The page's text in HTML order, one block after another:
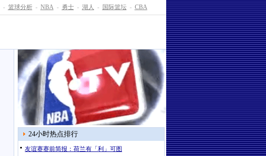
- 篮球分析 - NBA - 勇士 - 湖人 - 国际篮坛 - CBA
24小时热点排行
友谊赛赛前简报：荷兰有「利」可图